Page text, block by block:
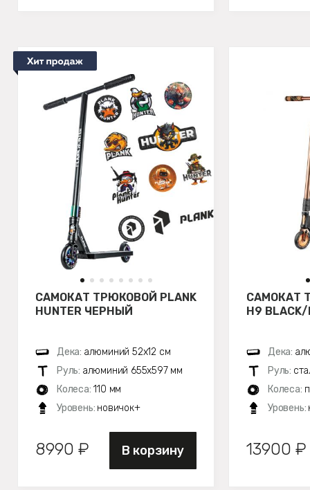
САМОКАТ ТРЮКОВОЙ PLANK
HUNTER ЧЕРНЫЙ
Дека: алюминий 52х12 см
Руль: алюминий 655х597 мм
Колеса: 110 мм
Уровень: новичок+
8990 ₽ В корзину
САМОКАТ
H9 BLACK/
Дека:
Руль:
Колеса:
Уровень:
13900 ₽